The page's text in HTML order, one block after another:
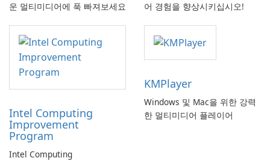
운 멀티미디어에 푹 빠져보세요
어 경험을 향상시키십시오!
Intel Computing
Improvement
Program
Intel Computing
KMPlayer
Windows 및 Mac을 위한 강력
한 멀티미디어 플레이어